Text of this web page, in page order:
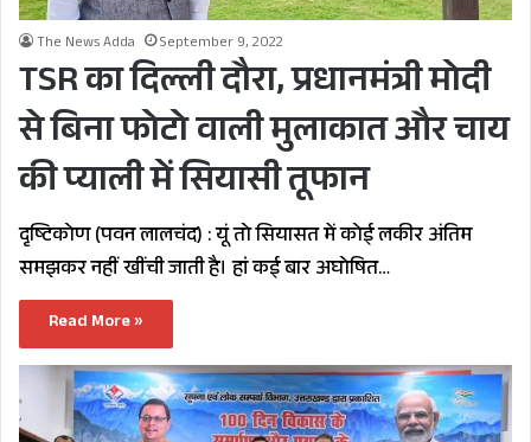
The News Adda September 9, 2022
TSR का दिल्ली दौरा, प्रधानमंत्री मोदी
से बिना फोटो वाली मुलाकात और चाय
की प्याली में सियासी तूफान
दृष्टिकोण (पवन लालचंद) : यूं तो सियासत में कोई लकीर अंतिम
समझकर नहीं खींची जाती है। हां कई बार अघोषित…
Read More »